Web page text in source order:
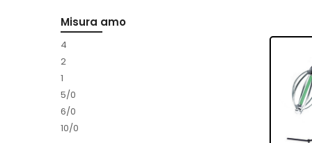
ABBIGLIAMENTO CARPFISHING
GOMMONE E SALVAGENTE
Misura amo
4
2
1
5/0
6/0
10/0